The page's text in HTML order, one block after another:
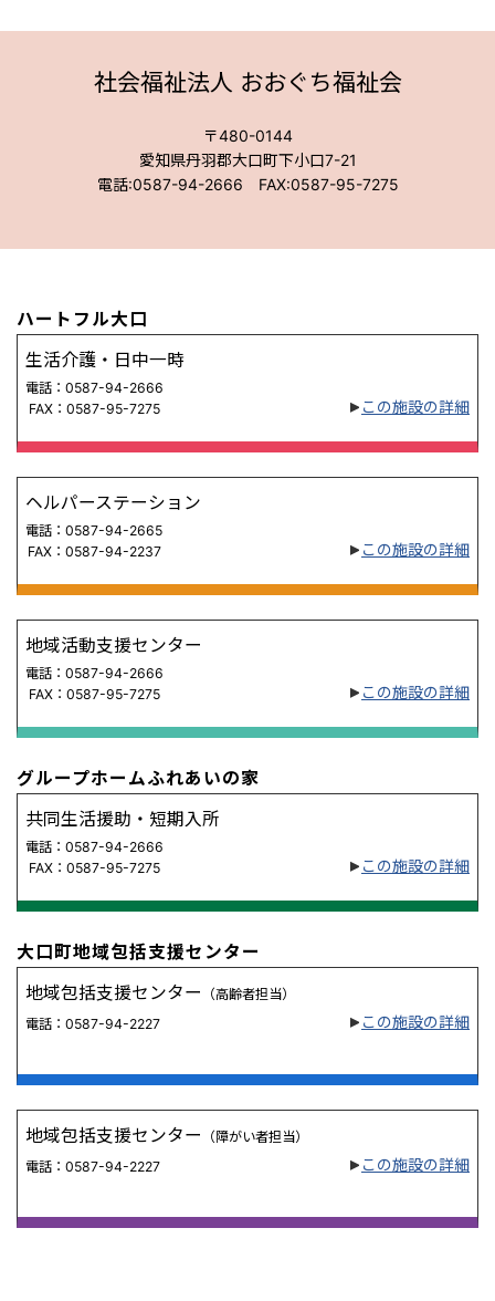
社会福祉法人 おおぐち福祉会
〒480-0144
愛知県丹羽郡大口町下小口7-21
電話:0587-94-2666 FAX:0587-95-7275
ハートフル大口
生活介護・日中一時
電話：0587-94-2666
FAX：0587-95-7275
この施設の詳細
ヘルパーステーション
電話：0587-94-2665
FAX：0587-94-2237
この施設の詳細
地域活動支援センター
電話：0587-94-2666
FAX：0587-95-7275
この施設の詳細
グループホームふれあいの家
共同生活援助・短期入所
電話：0587-94-2666
FAX：0587-95-7275
この施設の詳細
大口町地域包括支援センター
地域包括支援センター
（高齢者担当）
電話：0587-94-2227
この施設の詳細
地域包括支援センター
（障がい者担当）
電話：0587-94-2227
この施設の詳細